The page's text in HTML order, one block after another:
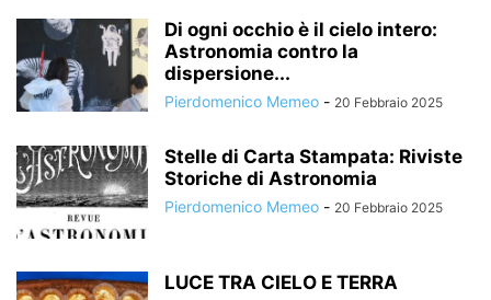
Di ogni occhio è il cielo intero:
Astronomia contro la
dispersione...
Pierdomenico Memeo - 20 Febbraio 2025
Stelle di Carta Stampata: Riviste
Storiche di Astronomia
Pierdomenico Memeo - 20 Febbraio 2025
LUCE TRA CIELO E TERRA